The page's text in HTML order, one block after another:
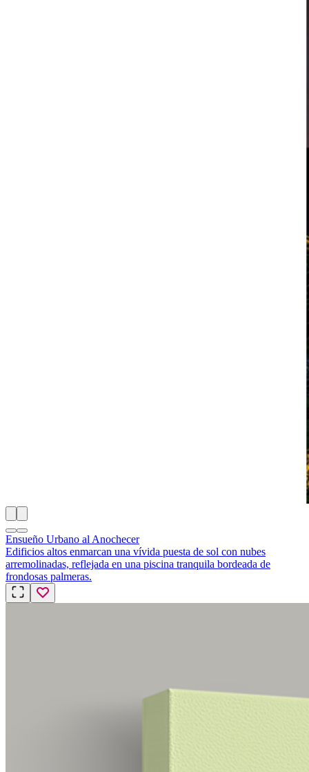
Ensueño Urbano al Anochecer
Edificios altos enmarcan una vívida puesta de sol con nubes
arremolinadas, reflejada en una piscina tranquila bordeada de
frondosas palmeras.